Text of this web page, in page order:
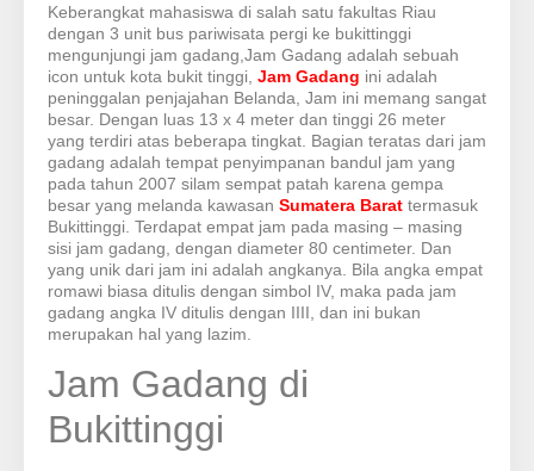
Keberangkat mahasiswa di salah satu fakultas Riau
dengan 3 unit bus pariwisata pergi ke bukittinggi
mengunjungi jam gadang,Jam Gadang adalah sebuah
icon untuk kota bukit tinggi, Jam Gadang ini adalah
peninggalan penjajahan Belanda, Jam ini memang sangat
besar. Dengan luas 13 x 4 meter dan tinggi 26 meter
yang terdiri atas beberapa tingkat. Bagian teratas dari jam
gadang adalah tempat penyimpanan bandul jam yang
pada tahun 2007 silam sempat patah karena gempa
besar yang melanda kawasan Sumatera Barat termasuk
Bukittinggi. Terdapat empat jam pada masing – masing
sisi jam gadang, dengan diameter 80 centimeter. Dan
yang unik dari jam ini adalah angkanya. Bila angka empat
romawi biasa ditulis dengan simbol IV, maka pada jam
gadang angka IV ditulis dengan IIII, dan ini bukan
merupakan hal yang lazim.
Jam Gadang di
Bukittinggi